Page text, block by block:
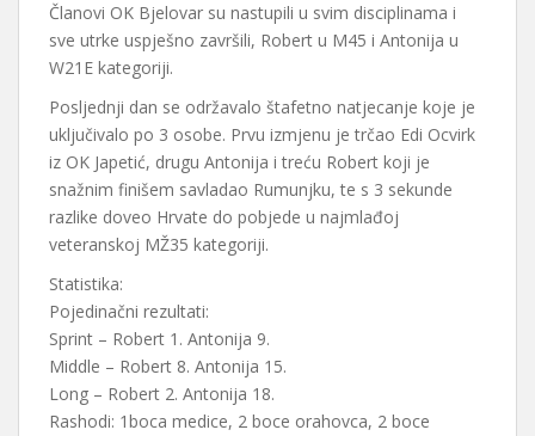
Članovi OK Bjelovar su nastupili u svim disciplinama i
sve utrke uspješno završili, Robert u M45 i Antonija u
W21E kategoriji.
Posljednji dan se održavalo štafetno natjecanje koje je
uključivalo po 3 osobe. Prvu izmjenu je trčao Edi Ocvirk
iz OK Japetić, drugu Antonija i treću Robert koji je
snažnim finišem savladao Rumunjku, te s 3 sekunde
razlike doveo Hrvate do pobjede u najmlađoj
veteranskoj MŽ35 kategoriji.
Statistika:
Pojedinačni rezultati:
Sprint – Robert 1. Antonija 9.
Middle – Robert 8. Antonija 15.
Long – Robert 2. Antonija 18.
Rashodi: 1boca medice, 2 boce orahovca, 2 boce